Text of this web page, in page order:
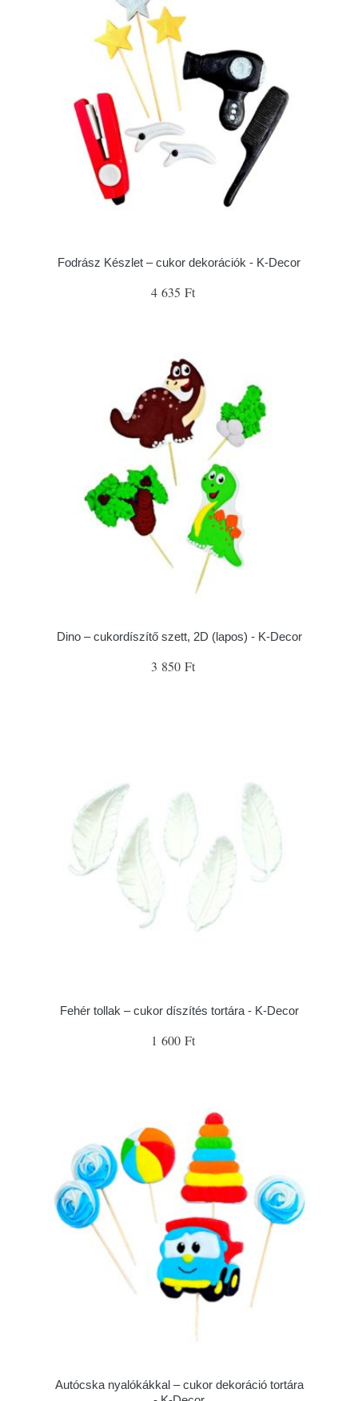
Fodrász Készlet – cukor dekorációk - K-Decor
4 635 Ft
Dino – cukordíszítő szett, 2D (lapos) - K-Decor
3 850 Ft
Fehér tollak – cukor díszítés tortára - K-Decor
1 600 Ft
Autócska nyalókákkal – cukor dekoráció tortára